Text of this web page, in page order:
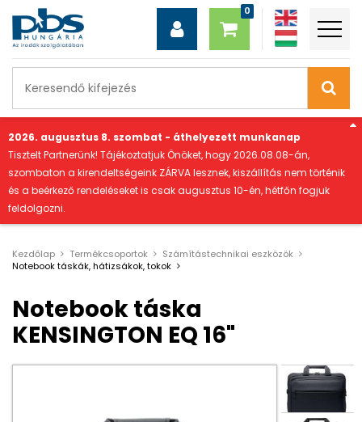
2026. augusztus 8. szombat - áthelyezett munkanap
Tisztelt Partnerünk! Tájékoztatjuk Önöket, hogy 2026.08.08-án,
szombaton a kirendeltségeink ZÁRVA lesznek, kiszállítás nem történik
és a beérkező rendeléseket is csak augusztus 10-én, hétfőn fogjuk
feldolgozni.
Kezdőlap Termékcsoportok
Számítástechnikai eszközök
Notebook táskák, hátizsákok, tokok
Notebook táska
KENSINGTON EQ 16"